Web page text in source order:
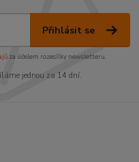
Přihlásit se
za účelem rozesílky newsletteru.
jednou za 14 dní.